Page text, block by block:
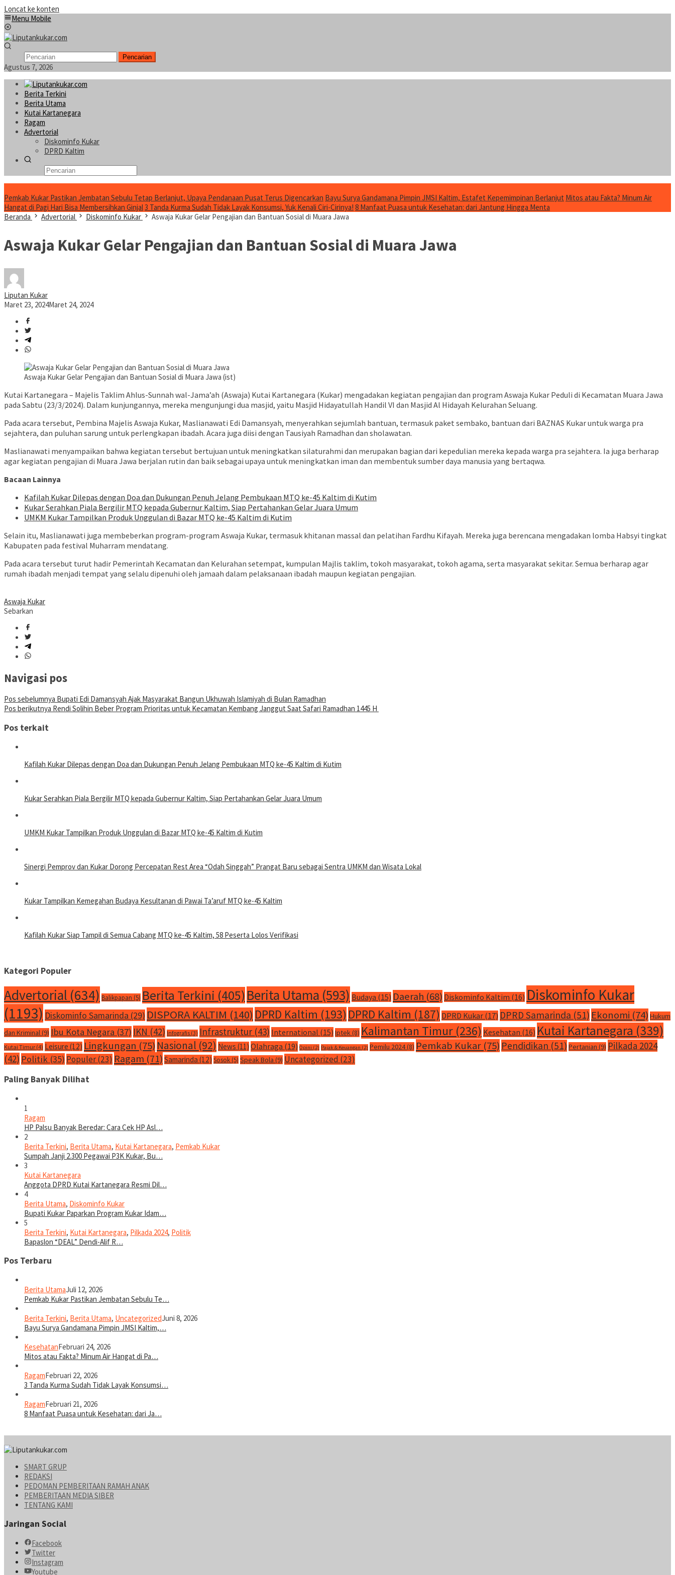
Loncat ke konten
Menu Mobile
Pencarian
Agustus 7, 2026
Berita Terkini
Berita Utama
Kutai Kartanegara
Ragam
Advertorial
Diskominfo Kukar
DPRD Kaltim
Pemkab Kukar Pastikan Jembatan Sebulu Tetap Berlanjut, Upaya Pendanaan Pusat Terus Digencarkan Bayu Surya Gandamana Pimpin JMSI Kaltim, Estafet Kepemimpinan Berlanjut Mitos atau Fakta? Minum Air
Hangat di Pagi Hari Bisa Membersihkan Ginjal3 Tanda Kurma Sudah Tidak Layak Konsumsi, Yuk Kenali Ciri-Cirinya! 8 Manfaat Puasa untuk Kesehatan: dari Jantung Hingga Menta
Beranda
Advertorial Diskominfo Kukar Aswaja Kukar Gelar Pengajian dan Bantuan Sosial di Muara Jawa
Aswaja Kukar Gelar Pengajian dan Bantuan Sosial di Muara Jawa
Liputan Kukar
Maret 23, 2024Maret 24, 2024
Aswaja Kukar Gelar Pengajian dan Bantuan Sosial di Muara Jawa (ist)
Kutai Kartanegara – Majelis Taklim Ahlus-Sunnah wal-Jama’ah (Aswaja) Kutai Kartanegara (Kukar) mengadakan kegiatan pengajian dan program Aswaja Kukar Peduli di Kecamatan Muara Jawa
pada Sabtu (23/3/2024). Dalam kunjungannya, mereka mengunjungi dua masjid, yaitu Masjid Hidayatullah Handil VI dan Masjid Al Hidayah Kelurahan Seluang.
Pada acara tersebut, Pembina Majelis Aswaja Kukar, Maslianawati Edi Damansyah, menyerahkan sejumlah bantuan, termasuk paket sembako, bantuan dari BAZNAS Kukar untuk warga pra
sejahtera, dan puluhan sarung untuk perlengkapan ibadah. Acara juga diisi dengan Tausiyah Ramadhan dan sholawatan.
Maslianawati menyampaikan bahwa kegiatan tersebut bertujuan untuk meningkatkan silaturahmi dan merupakan bagian dari kepedulian mereka kepada warga pra sejahtera. Ia juga berharap
agar kegiatan pengajian di Muara Jawa berjalan rutin dan baik sebagai upaya untuk meningkatkan iman dan membentuk sumber daya manusia yang bertaqwa.
Bacaan Lainnya
Kafilah Kukar Dilepas dengan Doa dan Dukungan Penuh Jelang Pembukaan MTQ ke-45 Kaltim di Kutim
Kukar Serahkan Piala Bergilir MTQ kepada Gubernur Kaltim, Siap Pertahankan Gelar Juara Umum
UMKM Kukar Tampilkan Produk Unggulan di Bazar MTQ ke-45 Kaltim di Kutim
Selain itu, Maslianawati juga membeberkan program-program Aswaja Kukar, termasuk khitanan massal dan pelatihan Fardhu Kifayah. Mereka juga berencana mengadakan lomba Habsyi tingkat
Kabupaten pada festival Muharram mendatang.
Pada acara tersebut turut hadir Pemerintah Kecamatan dan Kelurahan setempat, kumpulan Majlis taklim, tokoh masyarakat, tokoh agama, serta masyarakat sekitar. Semua berharap agar
rumah ibadah menjadi tempat yang selalu dipenuhi oleh jamaah dalam pelaksanaan ibadah maupun kegiatan pengajian.
Aswaja Kukar
Sebarkan
Navigasi pos
Pos sebelumnya Bupati Edi Damansyah Ajak Masyarakat Bangun Ukhuwah Islamiyah di Bulan Ramadhan
Pos berikutnya Rendi Solihin Beber Program Prioritas untuk Kecamatan Kembang Janggut Saat Safari Ramadhan 1445 H
Pos terkait
Kafilah Kukar Dilepas dengan Doa dan Dukungan Penuh Jelang Pembukaan MTQ ke-45 Kaltim di Kutim
Kukar Serahkan Piala Bergilir MTQ kepada Gubernur Kaltim, Siap Pertahankan Gelar Juara Umum
UMKM Kukar Tampilkan Produk Unggulan di Bazar MTQ ke-45 Kaltim di Kutim
Sinergi Pemprov dan Kukar Dorong Percepatan Rest Area “Odah Singgah” Prangat Baru sebagai Sentra UMKM dan Wisata Lokal
Kukar Tampilkan Kemegahan Budaya Kesultanan di Pawai Ta’aruf MTQ ke-45 Kaltim
Kafilah Kukar Siap Tampil di Semua Cabang MTQ ke-45 Kaltim, 58 Peserta Lolos Verifikasi
Kategori Populer
Advertorial (634) Balikpapan (5) Berita Terkini (405)Berita Utama (593) Budaya (15) Daerah (68) Diskominfo Kaltim (16) Diskominfo Kukar
(1193) Diskominfo Samarinda (29) DISPORA KALTIM (140) DPRD Kaltim (193) DPRD Kaltim (187) DPRD Kukar (17) DPRD Samarinda (51) Ekonomi (74) Hukum
dan Kriminal(9) Ibu Kota Negara (37) IKN (42) Infografis (3) Infrastruktur (43) International (15) Iptek(8) Kalimantan Timur (236) Kesehatan (16) Kutai Kartanegara (339)
Kutai Timur (4) Leisure (12) Lingkungan (75) Nasional (92) News (11) Olahraga (19) Opini (2) Pajak & Keuangan (2) Pemilu 2024(8) Pemkab Kukar (75) Pendidikan (51) Pertanian (9) Pilkada 2024
(42) Politik (35) Populer(23) Ragam (71) Samarinda (12) Sosok(5) Speak Bola (9) Uncategorized (23)
Paling Banyak Dilihat
1
Ragam
HP Palsu Banyak Beredar: Cara Cek HP Asl…
2
Berita Terkini, Berita Utama, Kutai Kartanegara, Pemkab Kukar
Sumpah Janji 2.300 Pegawai P3K Kukar, Bu…
3
Kutai Kartanegara
Anggota DPRD Kutai Kartanegara Resmi Dil…
4
Berita Utama, Diskominfo Kukar
Bupati Kukar Paparkan Program Kukar Idam…
5
Berita Terkini, Kutai Kartanegara, Pilkada 2024, Politik
Bapaslon “DEAL” Dendi-Alif R…
Pos Terbaru
Berita UtamaJuli 12, 2026
Pemkab Kukar Pastikan Jembatan Sebulu Te…
Berita Terkini, Berita Utama, UncategorizedJuni 8, 2026
Bayu Surya Gandamana Pimpin JMSI Kaltim,…
KesehatanFebruari 24, 2026
Mitos atau Fakta? Minum Air Hangat di Pa…
RagamFebruari 22, 2026
3 Tanda Kurma Sudah Tidak Layak Konsumsi…
RagamFebruari 21, 2026
8 Manfaat Puasa untuk Kesehatan: dari Ja…
SMART GRUP
REDAKSI
PEDOMAN PEMBERITAAN RAMAH ANAK
PEMBERITAAN MEDIA SIBER
TENTANG KAMI
Jaringan Social
Facebook
Twitter
Instagram
Youtube